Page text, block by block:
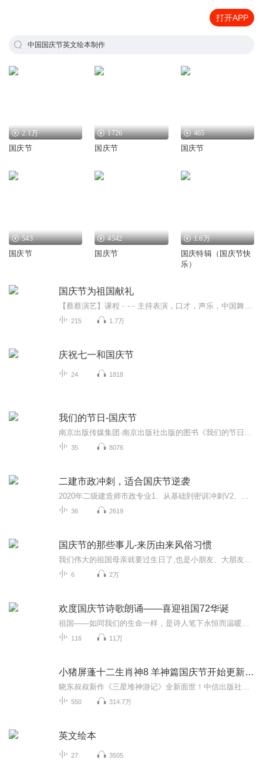
打开APP
中国国庆节英文绘本制作
2.1万
国庆节
1726
国庆节
465
国庆节
543
国庆节
4542
国庆节
1.6万
国庆特辑（国庆节快
乐）
国庆节为祖国献礼
215 1.7万
庆祝七一和国庆节
24 1818
我们的节日-国庆节
35 8076
二建市政冲刺，适合国庆节逆袭
36 2619
国庆节的那些事儿-来历由来风俗习惯
6 2万
欢度国庆节诗歌朗诵——喜迎祖国72华诞
116 11万
小猪屏蓬十二生肖神8 羊神篇国庆节开始更新啦！
550 314.7万
英文绘本
27 3505